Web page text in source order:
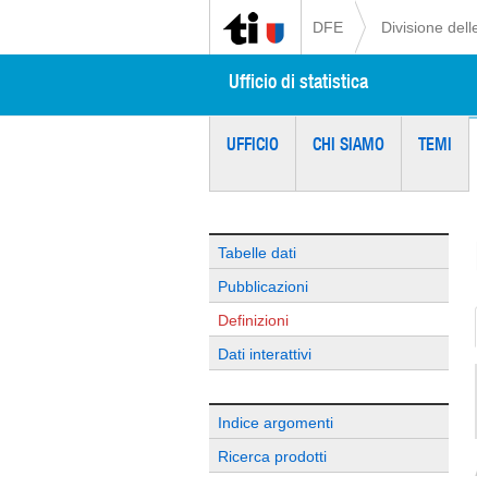
DFE Divisione
Ufficio di statistica
UFFICIO CHI SIAMO TEMI
Tabelle dati
Pubblicazioni
Definizioni
Dati interattivi
Indice argomenti
Ricerca prodotti